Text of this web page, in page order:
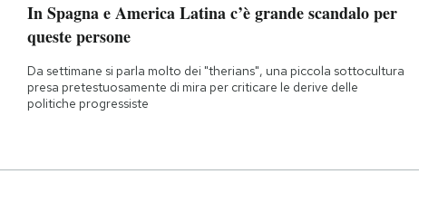
In Spagna e America Latina c’è grande scandalo per
queste persone
Da settimane si parla molto dei "therians", una piccola sottocultura
presa pretestuosamente di mira per criticare le derive delle
politiche progressiste